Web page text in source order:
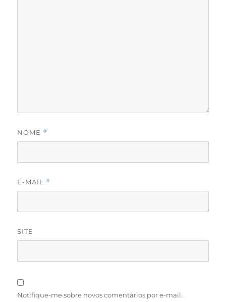
NOME *
E-MAIL *
SITE
Notifique-me sobre novos comentários por e-mail.